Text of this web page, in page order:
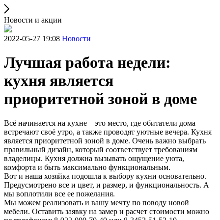
Новости и акции
2022-05-27 19:08 Новости
Лучшая работа недели:
кухня является
приоритетной зоной в доме
Всё начинается на кухне – это место, где обитатели дома
встречают своё утро, а также проводят уютные вечера. Кухня
является приоритетной зоной в доме. Очень важно выбрать
правильный дизайн, который соответствует требованиям
владелицы. Кухня должна вызывать ощущение уюта,
комфорта и быть максимально функциональным.
Вот и наша хозяйка подошла к выбору кухни основательно.
Предусмотрено все и цвет, и размер, и функциональность. А
мы воплотили все ее пожелания.
Мы можем реализовать и вашу мечту по поводу новой
мебели. Оставить заявку на замер и расчет стоимости можно